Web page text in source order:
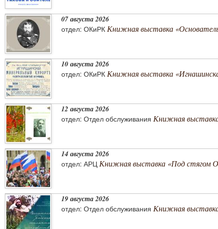
07 августа 2026
отдел: ОКиРК Книжная выставка «Основатель
10 августа 2026
отдел: ОКиРК Книжная выставка
12 августа 2026
отдел: Отдел обслуживания Книжная
14 августа 2026
отдел: АРЦ Книжная выставка «Под стягом
19 августа 2026
отдел: Отдел обслуживания Книжная